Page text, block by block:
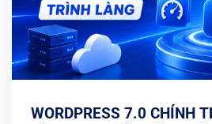
WORDPRESS 7.0 CHÍNH